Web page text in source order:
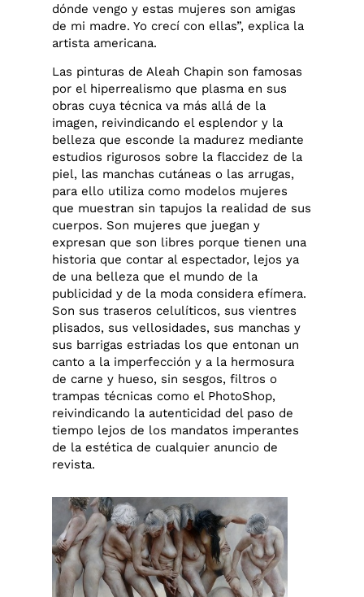
dónde vengo y estas mujeres son amigas
de mi madre. Yo crecí con ellas”, explica la
artista americana.
Las pinturas de Aleah Chapin son famosas
por el hiperrealismo que plasma en sus
obras cuya técnica va más allá de la
imagen, reivindicando el esplendor y la
belleza que esconde la madurez mediante
estudios rigurosos sobre la flaccidez de la
piel, las manchas cutáneas o las arrugas,
para ello utiliza como modelos mujeres
que muestran sin tapujos la realidad de sus
cuerpos. Son mujeres que juegan y
expresan que son libres porque tienen una
historia que contar al espectador, lejos ya
de una belleza que el mundo de la
publicidad y de la moda considera efímera.
Son sus traseros celulíticos, sus vientres
plisados, sus vellosidades, sus manchas y
sus barrigas estriadas los que entonan un
canto a la imperfección y a la hermosura
de carne y hueso, sin sesgos, filtros o
trampas técnicas como el PhotoShop,
reivindicando la autenticidad del paso de
tiempo lejos de los mandatos imperantes
de la estética de cualquier anuncio de
revista.